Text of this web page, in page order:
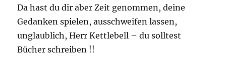
Da hast du dir aber Zeit genommen, deine
Gedanken spielen, ausschweifen lassen,
unglaublich, Herr Kettlebell – du solltest
Bücher schreiben !!